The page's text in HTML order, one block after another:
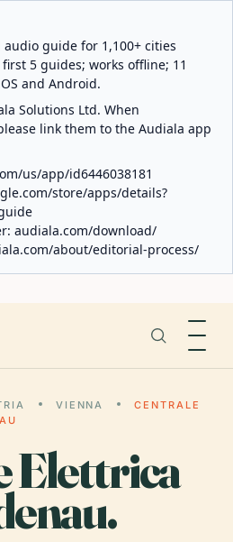
guide for 1,100+ cities
5 guides; works offline; 11
and Android.
Solutions Ltd. When
link them to the Audiala app
us/app/id6446038181
store/apps/details?
audiala.com/download/
about/editorial-process/
VIENNA
CENTRALE
Elettrica